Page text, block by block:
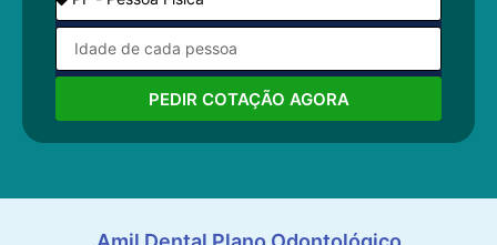
PEDIR COTAÇÃO AGORA